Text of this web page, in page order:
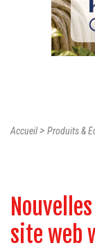
Accueil> Produits &
site web